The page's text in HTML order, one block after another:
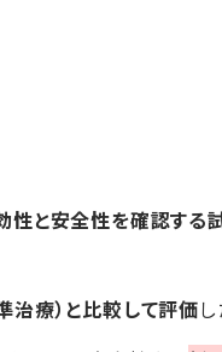
性と安全性を確認する
治療）と比較して評価